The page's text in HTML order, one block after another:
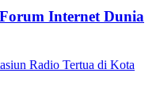
Internet Dunia